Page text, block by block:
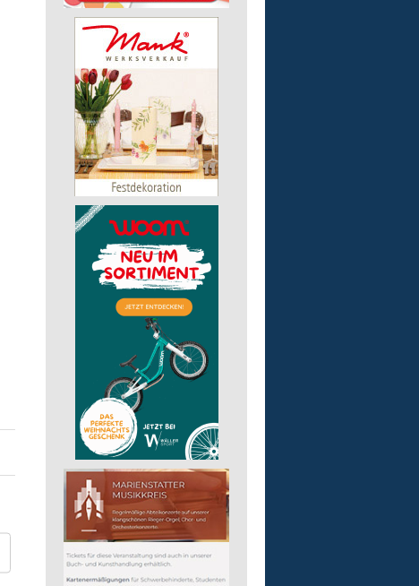
pädagogische
in Vollzeit
Lebenshilfe im Landkreis
GmbH
57518 Alsdorf